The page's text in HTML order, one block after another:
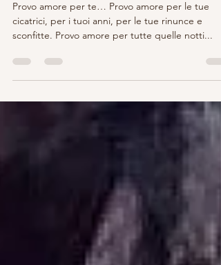
Provo amore per te…
Provo amore per te… Provo amore per le tue
sconfitte. Provo amore per tutte quelle notti...